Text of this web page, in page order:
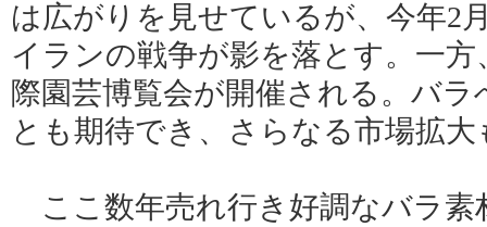
は広がりを見せているが、今年2
イランの戦争が影を落とす。一
際園芸博覧会が開催される。バ
とも期待でき、さらなる市場拡
ここ数年売れ行き好調なバラ素